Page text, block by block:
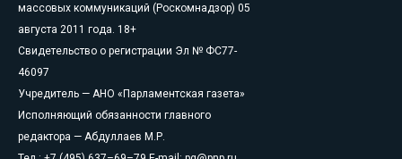
массовых коммуникаций (Роскомнадзор) 05
августа 2011 года. 18+
Свидетельство о регистрации Эл № ФС77-
46097
Учредитель — АНО «Парламентская газета»
Исполняющий обязанности главного
редактора — Абдуллаев М.Р.